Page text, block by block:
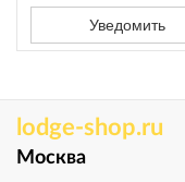
Уведомить
lodge-shop.ru
Москва